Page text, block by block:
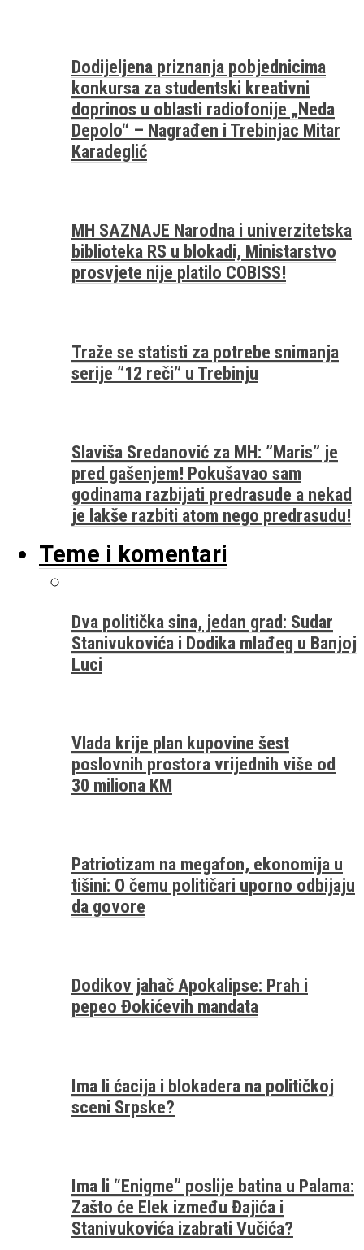
Dodijeljena priznanja pobjednicima
konkursa za studentski kreativni
doprinos u oblasti radiofonije „Neda
Depolo“ – Nagrađen i Trebinjac Mitar
Karadeglić
MH SAZNAJE Narodna i univerzitetska
biblioteka RS u blokadi, Ministarstvo
prosvjete nije platilo COBISS!
Traže se statisti za potrebe snimanja
serije ”12 reči” u Trebinju
Slaviša Sredanović za MH: ”Maris” je
pred gašenjem! Pokušavao sam
godinama razbijati predrasude a nekad
je lakše razbiti atom nego predrasudu!
Teme i komentari
Dva politička sina, jedan grad: Sudar
Stanivukovića i Dodika mlađeg u Banjoj
Luci
Vlada krije plan kupovine šest
poslovnih prostora vrijednih više od
30 miliona KM
Patriotizam na megafon, ekonomija u
tišini: O čemu političari uporno odbijaju
da govore
Dodikov jahač Apokalipse: Prah i
pepeo Đokićevih mandata
Ima li ćacija i blokadera na političkoj
sceni Srpske?
Ima li “Enigme” poslije batina u Palama:
Zašto će Elek između Đajića i
Stanivukovića izabrati Vučića?